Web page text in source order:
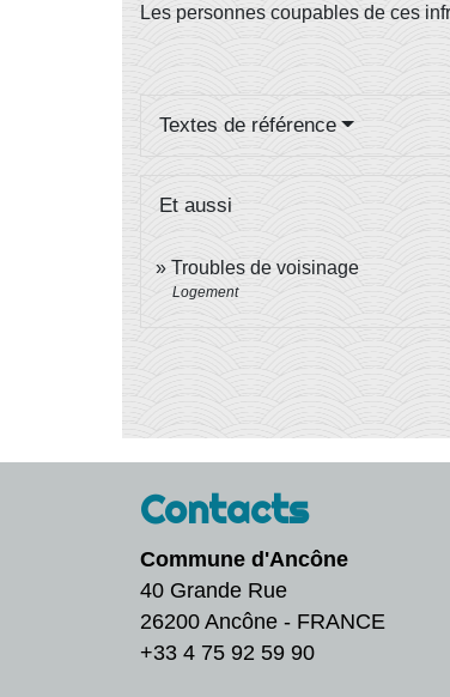
Les personnes coupables de ces
Textes de référence
Et aussi
Troubles de voisinage
Logement
Contacts
Commune d'Ancône
40 Grande Rue
26200 Ancône - FRANCE
+33 4 75 92 59 90